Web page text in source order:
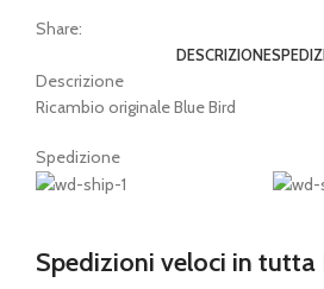
Share:
DESCRIZIONE
Descrizione
Ricambio originale Blue Bird
Spedizione
Spedizioni veloci in tutta